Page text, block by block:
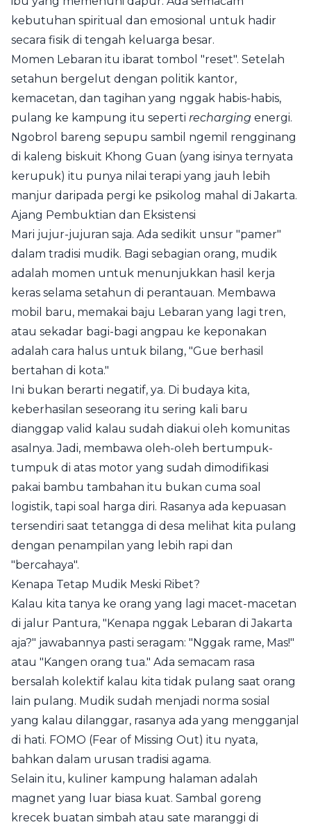
kebutuhan spiritual dan emosional untuk hadir
secara fisik di tengah keluarga besar.
Momen Lebaran itu ibarat tombol "reset". Setelah
setahun bergelut dengan politik kantor,
kemacetan, dan tagihan yang nggak habis-habis,
pulang ke kampung itu seperti recharging energi.
Ngobrol bareng sepupu sambil ngemil rengginang
di kaleng biskuit Khong Guan (yang isinya ternyata
kerupuk) itu punya nilai terapi yang jauh lebih
manjur daripada pergi ke psikolog mahal di Jakarta.
Ajang Pembuktian dan Eksistensi
Mari jujur-jujuran saja. Ada sedikit unsur "pamer"
dalam tradisi mudik. Bagi sebagian orang, mudik
adalah momen untuk menunjukkan hasil kerja
keras selama setahun di perantauan. Membawa
mobil baru, memakai baju Lebaran yang lagi tren,
atau sekadar bagi-bagi angpau ke keponakan
adalah cara halus untuk bilang, "Gue berhasil
bertahan di kota."
Ini bukan berarti negatif, ya. Di budaya kita,
keberhasilan seseorang itu sering kali baru
dianggap valid kalau sudah diakui oleh komunitas
asalnya. Jadi, membawa oleh-oleh bertumpuk-
tumpuk di atas motor yang sudah dimodifikasi
pakai bambu tambahan itu bukan cuma soal
logistik, tapi soal harga diri. Rasanya ada kepuasan
tersendiri saat tetangga di desa melihat kita pulang
dengan penampilan yang lebih rapi dan
"bercahaya".
Kenapa Tetap Mudik Meski Ribet?
Kalau kita tanya ke orang yang lagi macet-macetan
di jalur Pantura, "Kenapa nggak Lebaran di Jakarta
aja?" jawabannya pasti seragam: "Nggak rame, Mas!"
atau "Kangen orang tua." Ada semacam rasa
bersalah kolektif kalau kita tidak pulang saat orang
lain pulang. Mudik sudah menjadi norma sosial
yang kalau dilanggar, rasanya ada yang mengganjal
di hati. FOMO (Fear of Missing Out) itu nyata,
bahkan dalam urusan tradisi agama.
Selain itu, kuliner kampung halaman adalah
magnet yang luar biasa kuat. Sambal goreng
krecek buatan simbah atau sate maranggi di